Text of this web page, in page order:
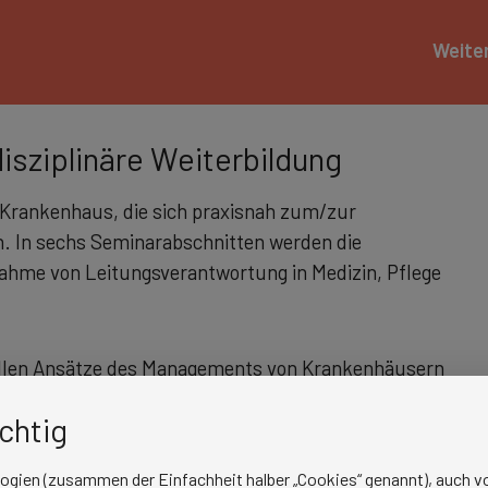
Weiterbildung
die sich praxisnah zum/zur
sechs Seminarabschnitten werden die
von Leitungsverantwortung in Medizin, Pflege
Ansätze des Managements von Krankenhäusern
und Maßnahmen abzulösen.
(zusammen der Einfachheit halber „Cookies“ genannt),